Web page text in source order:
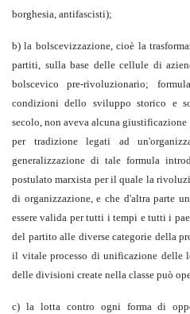
borghesia, antifascisti);
b) la bolscevizzazione, cioè la
partiti, sulla base delle cellule di
bolscevico pre-rivoluzionario;
condizioni dello sviluppo storico e
secolo, non aveva alcuna
per tradizione legati ad
generalizzazione di tale formula
postulato marxista per il quale la
di organizzazione, e che d'altra parte
essere valida per tutti i tempi e tutti i
del partito alle diverse categorie della
il vitale processo di unificazione delle
delle divisioni create nella classe può
c) la lotta contro ogni forma di